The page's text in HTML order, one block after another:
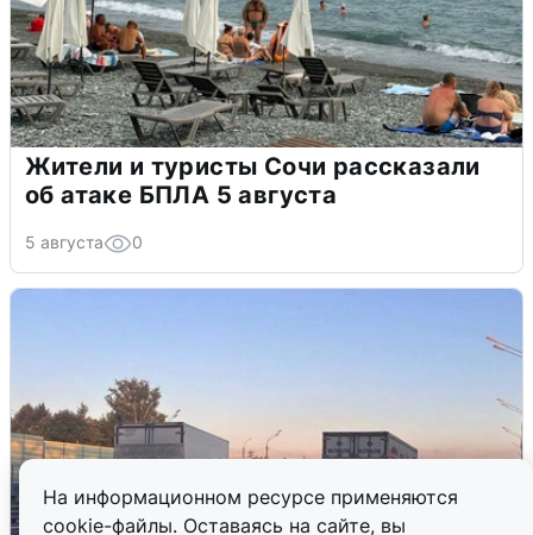
На информационном ресурсе применяются
cookie-файлы. Оставаясь на сайте, вы
Жители и туристы Сочи рассказали
об атаке БПЛА 5 августа
5 августа 0